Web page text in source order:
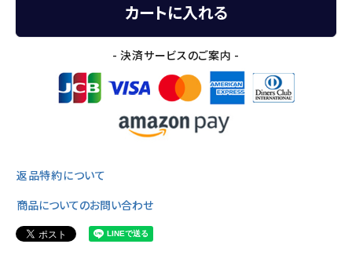
カートに入れる
- 決済サービスのご案内 -
返品特約について
商品についてのお問い合わせ